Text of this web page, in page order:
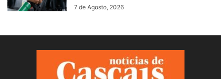
7 de Agosto, 2026